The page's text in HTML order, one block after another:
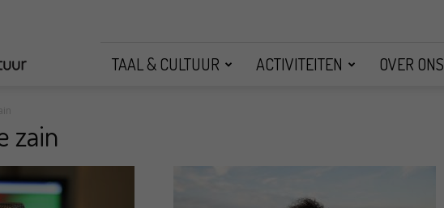
TAAL & CULTUUR ACTIVITEITEN OVER ONS
zain